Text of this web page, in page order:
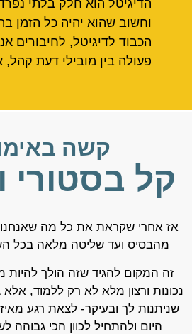
הדיגיטל הוא חלק בלתי
וחשוב שהוא יהיה כל הזמן
הכבוד לדיגיטל, לחיבורים
פעולה בין מובילי דעת קהל,
קשה
קל בסטורי
מהבסיס ועד שליטה מלאה בכל
זה המקום להגיד שזה הולך
נכונות ורצון מלא לא רק ללמוד,
שניתנות לך ובעיקר- לצאת רגע
היום ולהתחיל לכוון הכי גבוהה